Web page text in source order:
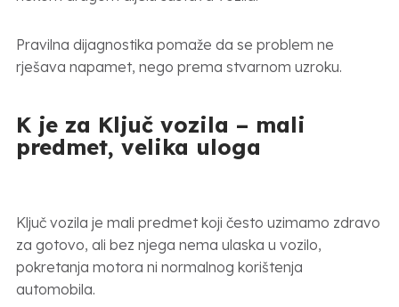
Pravilna dijagnostika pomaže da se problem ne
rješava napamet, nego prema stvarnom uzroku.
K je za Ključ vozila – mali
predmet, velika uloga
Ključ vozila je mali predmet koji često uzimamo zdravo
za gotovo, ali bez njega nema ulaska u vozilo,
pokretanja motora ni normalnog korištenja
automobila.